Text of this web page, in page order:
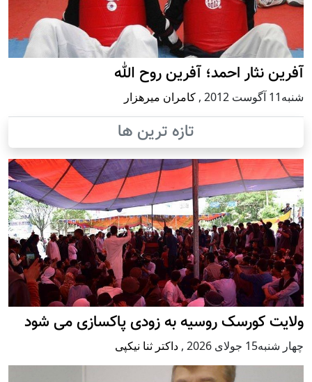
آفرین نثار احمد؛ آفرین روح الله
شنبه11 آگوست 2012 , کامران میرهزار
تازه ترین ها
ولایت کورسک روسیه به زودی پاکسازی می شود
چهار شنبه15 جولای 2026 , داکتر ثنا نیکپی